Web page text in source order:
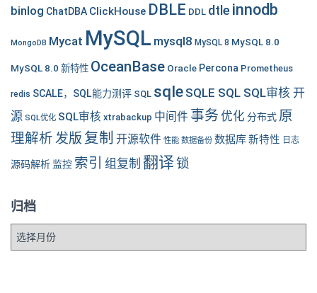
binlog ChatDBA ClickHouse DBLE DDL dtleinnodb
MongoDB Mycat MySQL mysql8 MySQL 8 MySQL 8.0
MySQL 8.0 新特性 OceanBase Oracle Percona Prometheus
redis SCALE，SQL能力测评 SQL sqle SQLE SQL SQL审核 开
源 SQL优化 SQL审核 xtrabackup 中间件 事务 优化 分布式 原
理解析发版 复制 开源软件 性能 数据备份 数据库新特性 日志
源码解析 监控 索引 组复制 翻译锁
归档